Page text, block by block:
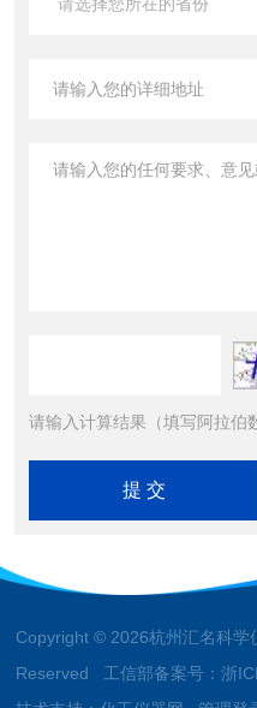
请输入计算结果（填写阿拉伯
Copyright © 2026杭州汇名科学
Reserved 工信部备案号：浙